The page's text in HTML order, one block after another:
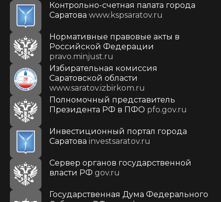
Контрольно-счетная палата города
Саратова www.kspsaratov.ru
Нормативные правовые акты в
Российской Федерации
pravo.minjust.ru
Избирательная комиссия
Саратовской области
www.saratov.izbirkom.ru
Полномочный представитель
Президента РФ в ПФО pfo.gov.ru
Инвестиционный портал города
Саратова investsaratov.ru
Сервер органов государственной
власти РФ gov.ru
Государственная Дума Федерального